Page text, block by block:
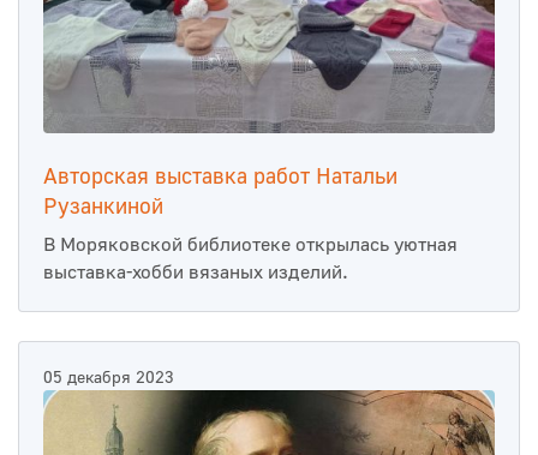
Авторская выставка работ Натальи
Рузанкиной
В Моряковской библиотеке открылась уютная
выставка-хобби вязаных изделий.
05 декабря 2023